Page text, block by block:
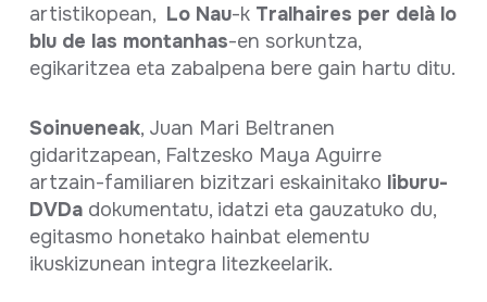
artistikopean, Lo Nau-k Tralhaires per delà lo
blu de las montanhas-en sorkuntza,
egikaritzea eta zabalpena bere gain hartu ditu.
Soinueneak, Juan Mari Beltranen
gidaritzapean, Faltzesko Maya Aguirre
artzain-familiaren bizitzari eskainitako liburu-
DVDadokumentatu, idatzi eta gauzatuko du,
egitasmo honetako hainbat elementu
ikuskizunean integra litezkeelarik.